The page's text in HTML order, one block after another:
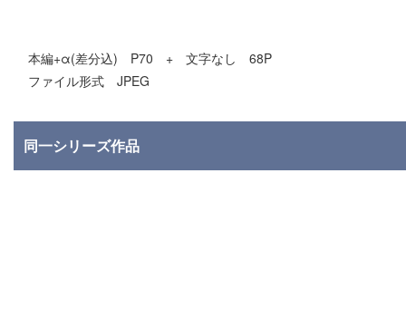
本編+α(差分込) P70 + 文字なし 68P
ファイル形式 JPEG
同一シリーズ作品